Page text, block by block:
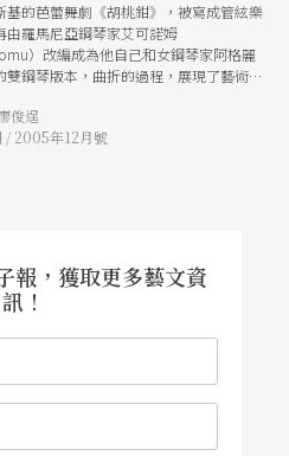
基的芭蕾舞劇《胡桃鉗》，被寫成管絃樂
由羅馬尼亞鋼琴家艾可諾姆
）改編成為他自己和女鋼琴家阿格麗
雙鋼琴版本，曲折的過程，展現了藝術家
默（Daumer）所作之詩，寫出了《新愛
圓舞曲風格的愛情詩歌，道出作曲家內心
愛情」、「親情」的反覆思慮，將一一展
誕情話愛之歌」音樂會中，經由舞蹈、歌
演奏等媒介，傳達給聽眾。 「聖誕情話
俊逞
/ 2005年12月號
報，獲取更多藝文資
訊！